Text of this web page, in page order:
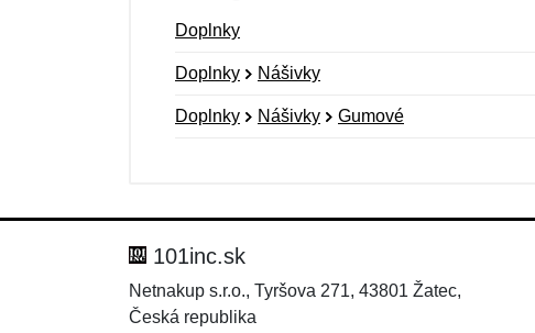
Doplnky
Doplnky Nášivky
Doplnky Nášivky Gumové
Správa*
Správa*
101inc.sk
Netnakup s.r.o., Tyršova 271, 43801 Žatec,
Česká republika